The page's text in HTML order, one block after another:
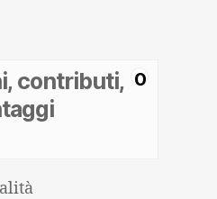
0
contributi,